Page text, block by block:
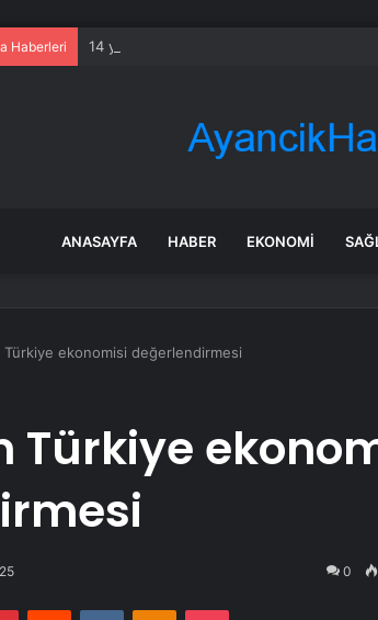
Haberleri 14 yaşındaki çocuk savaş uçaklarını alarma
ANASAYFA HABER EKONOMI
Türkiye ekonomisi değerlendirmesi
Türkiye
0
PinterestReddit VKontakteOdnoklassniki
Pocket